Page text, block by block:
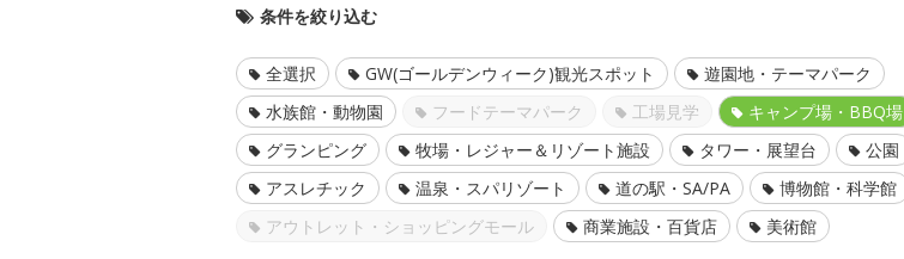
条件を絞り込む
全選択 GW(ゴールデンウィーク)観光スポット
遊園地・テーマパーク
水族館・動物園
フードテーマパーク 工場見学
キャンプ場・BBQ場
グランピング
牧場・レジャー＆リゾート施設 タワー・展望台
公園
アスレチック
温泉・スパリゾート 道の駅・SA/PA
博物館・科学館
アウトレット・ショッピングモール
商業施設・百貨店 美術館